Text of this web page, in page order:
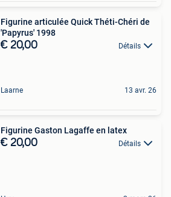
Figurine articulée Quick Théti-Chéri de
'Papyrus' 1998
€ 20,00 Détails
Laarne 13 avr. 26
Figurine Gaston Lagaffe en latex
€ 20,00 Détails